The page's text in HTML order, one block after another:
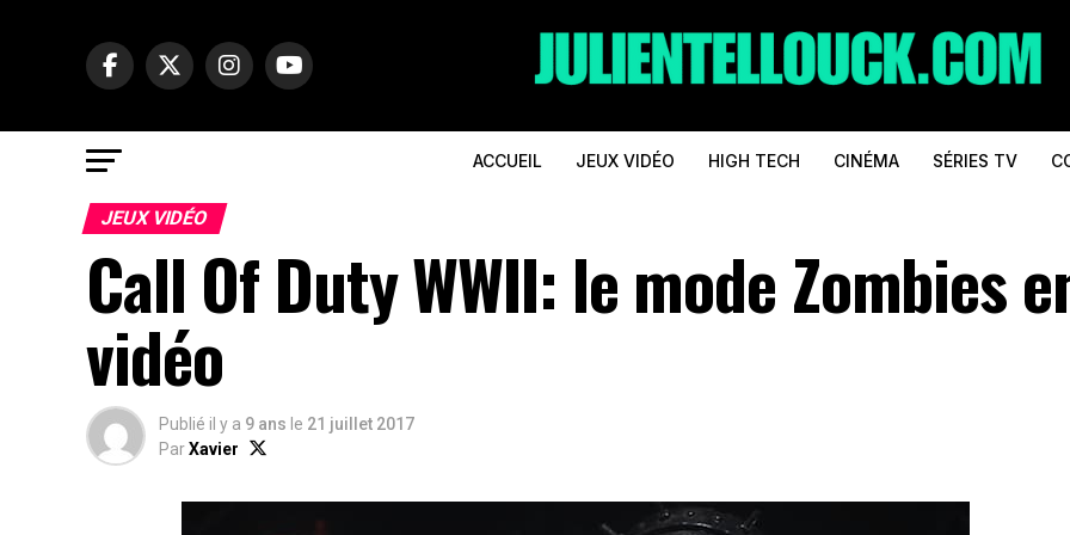
ACCUEIL JEUX VIDÉO HIGH TECH CINÉMA SÉRIES TV
JEUX VIDÉO
Call Of Duty WWII: le mode Zombies
vidéo
Publié il y a 9 ans le 21 juillet 2017
ParXavier